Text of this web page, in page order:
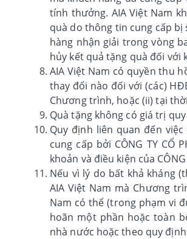
tính thưởng. AIA Việt Nam
quà do thông tin cung cấp bị
hàng nhận giải trong vòng
hủy kết quả tặng quà đối với
AIA Việt Nam có quyền thu
thay đổi nào đối với (các)
Chương trình, hoặc (ii) tại
Quà tặng không có giá trị
Quy định liên quan đến
cung cấp bởi CÔNG TY CỔ
khoản và điều kiện của CÔNG
Nếu vì lý do bất khả kháng
AIA Việt Nam mà Chương
Nam có thể (trong phạm vi
hoãn một phần hoặc toàn
nhà nước hoặc theo quy